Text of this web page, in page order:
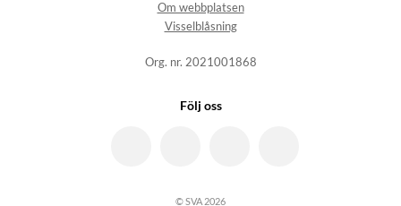
Om webbplatsen
Visselblåsning
Org. nr. 2021001868
Följ oss
© SVA 2026